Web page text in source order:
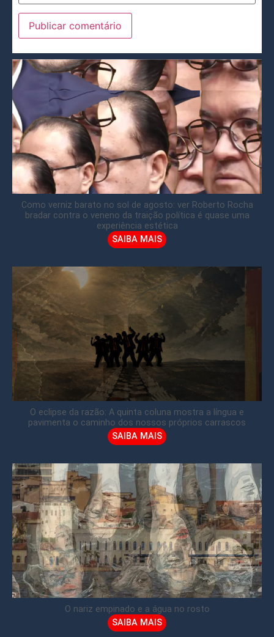
Como verniz barato no sol de agosto: ver Roberto Rocha
bradar contra o veneno da traição política é quase uma
experiência estética
SAIBA MAIS
O eclipse da razão: A quinta coluna mostra a língua e
pavimenta o caminho dos nossos próprios carrascos
SAIBA MAIS
O nariz empinado e a água no rosto
SAIBA MAIS